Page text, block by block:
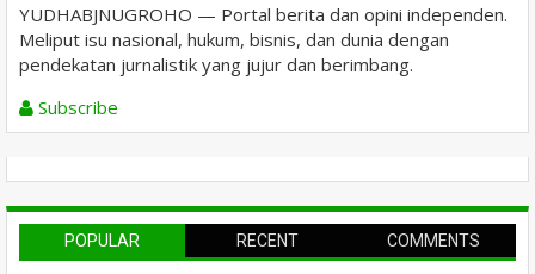
YUDHABJNUGROHO — Portal berita dan opini independen.
Meliput isu nasional, hukum, bisnis, dan dunia dengan
pendekatan jurnalistik yang jujur dan berimbang.
Subscribe
POPULAR RECENT COMMENTS